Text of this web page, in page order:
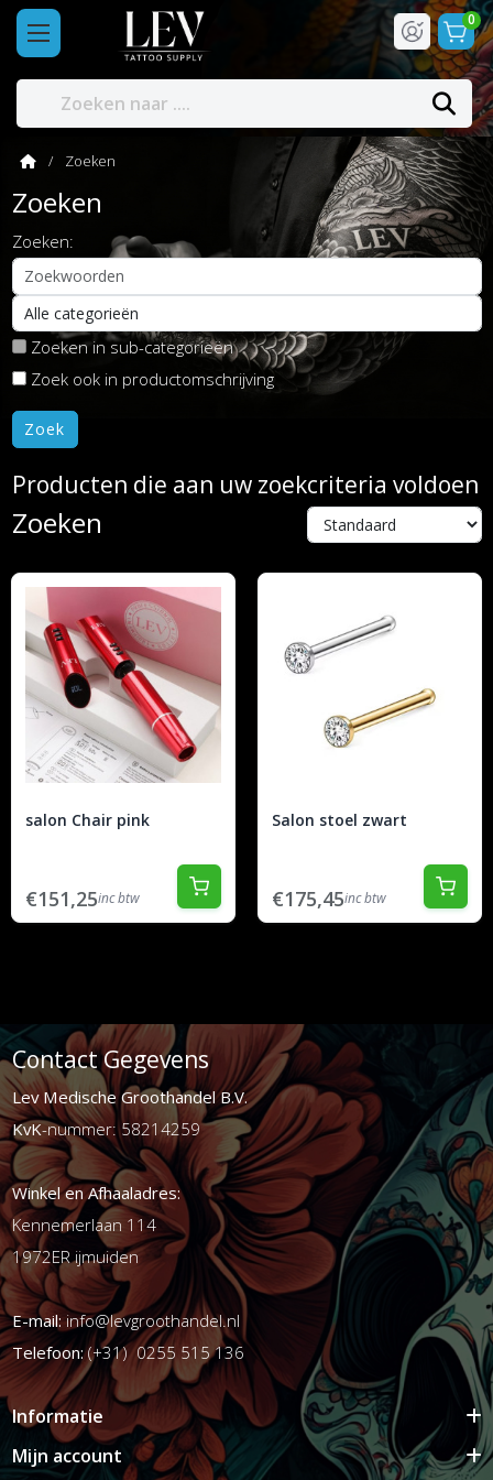
0
Zoeken
Zoeken
Zoeken:
Zoeken in sub-categorieën
Zoek ook in productomschrijving
Producten die aan uw zoekcriteria voldoen
Zoeken
salon Chair pink
€151,25inc btw
Salon stoel zwart
€175,45inc btw
Contact Gegevens
Lev Medische Groothandel B.V.
KvK-nummer: 58214259
Winkel en Afhaaladres:
Kennemerlaan 114
1972ER ijmuiden
E-mail:info@levgroothandel.nl
Telefoon:(+31) 0255 515 136
Informatie
Mijn account